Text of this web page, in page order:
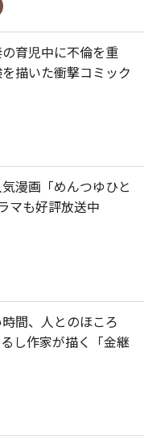
育児中に不倫を重
描いた衝撃コミック
漫画「めんつゆひと
マも好評放送中
間、人とのほころ
し作家が描く「金継